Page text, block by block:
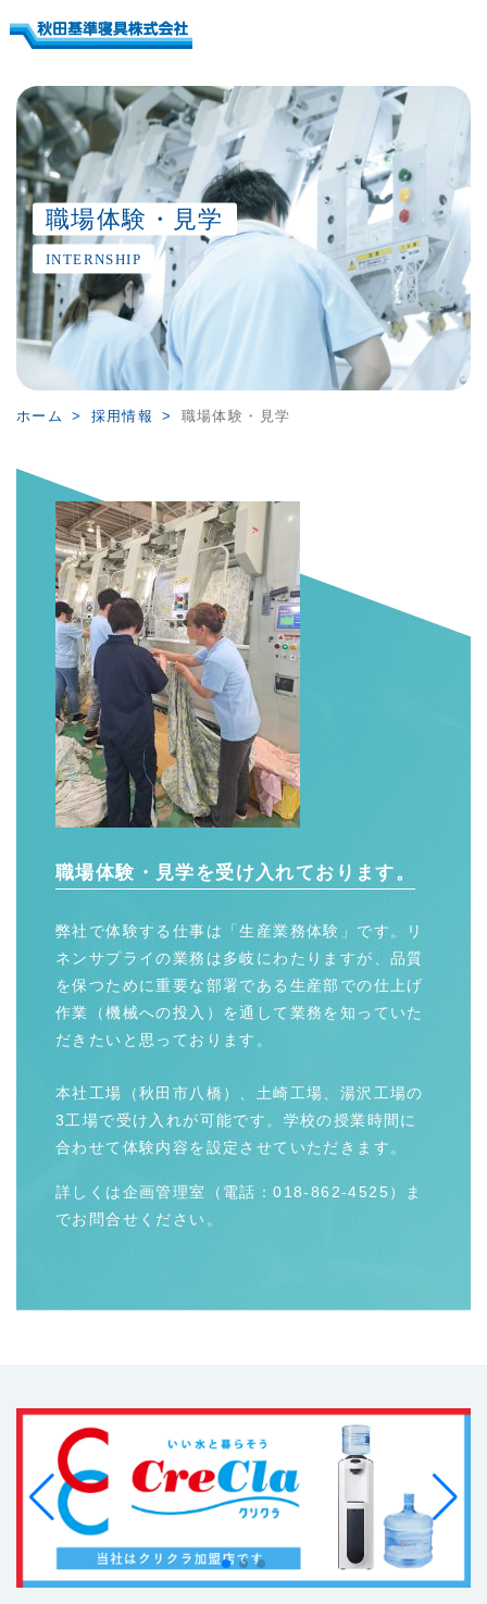
職場体験・見学
INTERNSHIP
ホーム 採用情報 職場体験・見学
職場体験・見学を受け入れております。
弊社で体験する仕事は「生産業務体験」です。リ
ネンサプライの業務は多岐にわたりますが、品質
を保つために重要な部署である生産部での仕上げ
作業（機械への投入）を通して業務を知っていた
だきたいと思っております。
本社工場（秋田市八橋）、土崎工場、湯沢工場の
3工場で受け入れが可能です。学校の授業時間に
合わせて体験内容を設定させていただきます。
詳しくは企画管理室（電話：018-862-4525）ま
でお問合せください。